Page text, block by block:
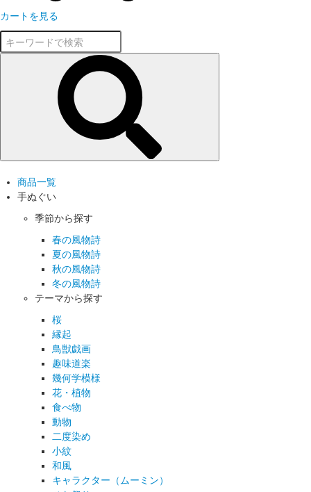
カートを見る
商品一覧
手ぬぐい
季節から探す
春の風物詩
夏の風物詩
秋の風物詩
冬の風物詩
テーマから探す
桜
縁起
鳥獣戯画
趣味道楽
幾何学模様
花・植物
食べ物
動物
二度染め
小紋
和風
キャラクター（ムーミン）